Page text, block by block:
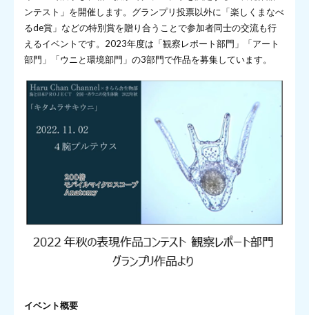
ンテスト」を開催します。グランプリ投票以外に「楽しくまなべ
るde賞」などの特別賞を贈り合うことで参加者同士の交流も行
えるイベントです。2023年度は「観察レポート部門」「アート
部門」「ウニと環境部門」の3部門で作品を募集しています。
イベント概要